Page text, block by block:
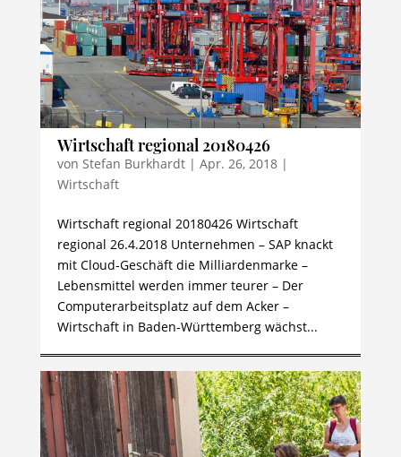
Wirtschaft regional 20180426
von Stefan Burkhardt| Apr. 26, 2018|
Wirtschaft
Wirtschaft regional 20180426 Wirtschaft
regional 26.4.2018 Unternehmen – SAP knackt
mit Cloud-Geschäft die Milliardenmarke –
Lebensmittel werden immer teurer – Der
Computerarbeitsplatz auf dem Acker –
Wirtschaft in Baden-Württemberg wächst...